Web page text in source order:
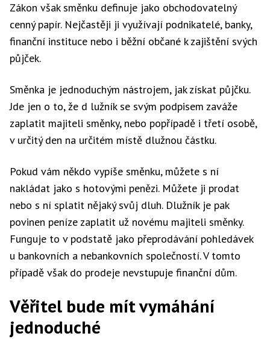
Zákon však směnku definuje jako obchodovatelný
cenný papír. Nejčastěji ji využívají podnikatelé, banky,
finanční instituce nebo i běžní občané k zajištění svých
půjček.
Směnka je jednoduchým nástrojem, jak získat půjčku.
Jde jen o to, že d lužník se svým podpisem zaváže
zaplatit majiteli směnky, nebo popřípadě i třetí osobě,
v určitý den na určitém místě dlužnou částku.
Pokud vám někdo vypíše směnku, můžete s ní
nakládat jako s hotovými penězi. Můžete ji prodat
nebo s ní splatit nějaký svůj dluh. Dlužník je pak
povinen peníze zaplatit už novému majiteli směnky.
Funguje to v podstatě jako přeprodávání pohledávek
u bankovních a nebankovních společností. V tomto
případě však do prodeje nevstupuje finanční dům.
Věřitel bude mít vymáhání
jednoduché